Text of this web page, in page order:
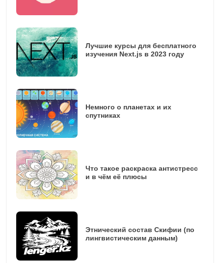
Лучшие курсы для бесплатного
изучения Next.js в 2023 году
Немного о планетах и их
спутниках
Что такое раскраска антистресс
и в чём её плюсы
Этнический состав Скифии (по
лингвистическим данным)